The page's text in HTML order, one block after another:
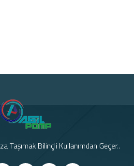
Taşımak Bilinçli Kullanımdan Geçer..